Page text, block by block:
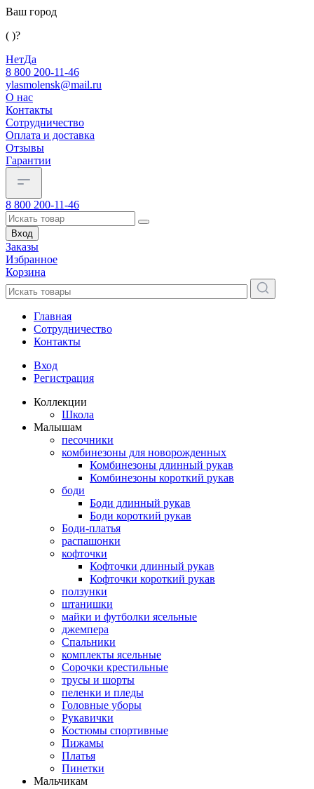
Ваш город
( )?
НетДа
8 800 200-11-46
ylasmolensk@mail.ru
О нас
Контакты
Сотрудничество
Оплата и доставка
Отзывы
Гарантии
8 800 200-11-46
Вход
Заказы
Избранное
Корзина
Главная
Сотрудничество
Контакты
Вход
Регистрация
Коллекции
Школа
Малышам
песочники
комбинезоны для новорожденных
Комбинезоны длинный рукав
Комбинезоны короткий рукав
боди
Боди длинный рукав
Боди короткий рукав
Боди-платья
распашонки
кофточки
Кофточки длинный рукав
Кофточки короткий рукав
ползунки
штанишки
майки и футболки ясельные
джемпера
Спальники
комплекты ясельные
Сорочки крестильные
трусы и шорты
пеленки и пледы
Головные уборы
Рукавички
Костюмы спортивные
Пижамы
Платья
Пинетки
Мальчикам